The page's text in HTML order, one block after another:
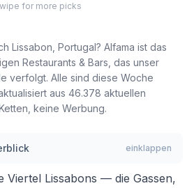
for more picks
Lissabon, Portugal? Alfama ist das
Restaurants & Bars, das unser
verfolgt. Alle sind diese Woche
aus 46.378 aktuellen
keine Werbung.
einklappen
Viertel Lissabons — die Gassen,